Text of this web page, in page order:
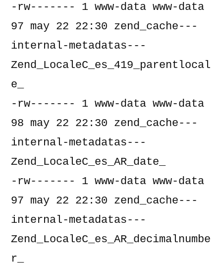
-rw------- 1 www-data www-data
97 may 22 22:30 zend_cache---
internal-metadatas---
Zend_LocaleC_es_419_parentlocal
e_
-rw------- 1 www-data www-data
98 may 22 22:30 zend_cache---
internal-metadatas---
Zend_LocaleC_es_AR_date_
-rw------- 1 www-data www-data
97 may 22 22:30 zend_cache---
internal-metadatas---
Zend_LocaleC_es_AR_decimalnumbe
r_